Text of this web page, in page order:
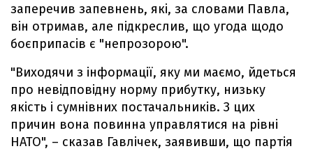
заперечив запевнень, які, за словами Павла,
він отримав, але підкреслив, що угода щодо
боєприпасів є "непрозорою".
"Виходячи з інформації, яку ми маємо, йдеться
про невідповідну норму прибутку, низьку
якість і сумнівних постачальників. З цих
причин вона повинна управлятися на рівні
НАТО", – сказав Гавлічек, заявивши, що партія